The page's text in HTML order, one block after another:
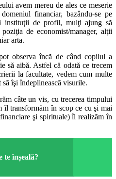
avem mereu de ales ce meserie
financiar, bazându-se pe
de profil, mulţi ajung să
de economist/manager, alţii
arta.
observa încă de când copilul a
să aibă. Astfel că odată ce trecem
la facultate, vedem cum multe
îşi îndeplinească visurile.
câte un vis, cu trecerea timpului
îl transformăm în scop ce cu şi mai
şi spirituale) îl realizăm în
te înșeală?